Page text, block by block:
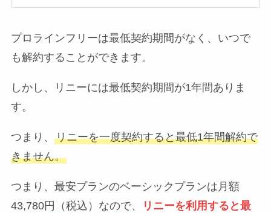
プロラインフリーは最低契約期間がなく、いつで
も解約することができます。
しかし、リニーには最低契約期間が1年間ありま
す。
つまり、 リニーを一度契約すると最低1年間解約で
きません。
つまり、最安プランのベーシックプランは月額
43,780円（税込）なので、
リニーを利用すると最